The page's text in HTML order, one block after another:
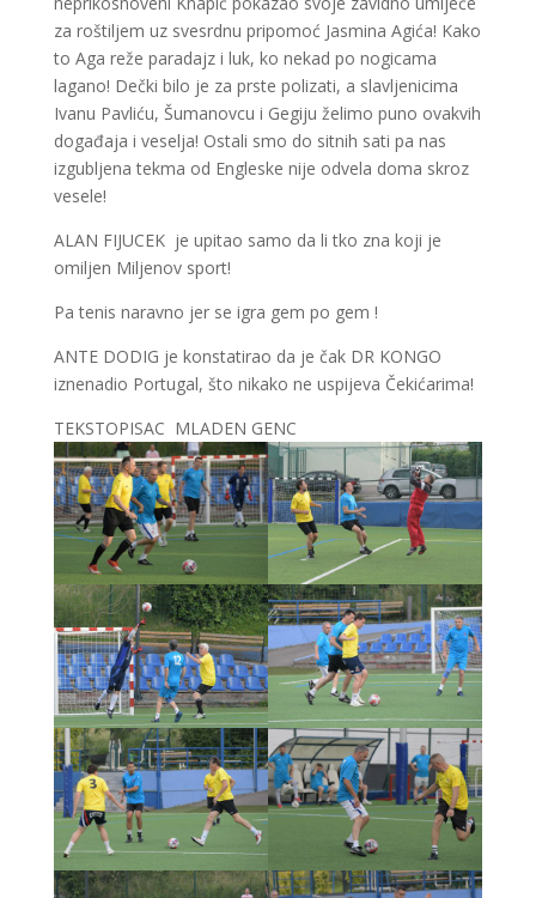
za roštiljem uz svesrdnu pripomoć Jasmina Agića! Kako
to Aga reže paradajz i luk, ko nekad po nogicama
lagano! Dečki bilo je za prste polizati, a slavljenicima
Ivanu Pavliću, Šumanovcu i Gegiju želimo puno ovakvih
događaja i veselja! Ostali smo do sitnih sati pa nas
izgubljena tekma od Engleske nije odvela doma skroz
vesele!
ALAN FIJUCEK je upitao samo da li tko zna koji je
omiljen Miljenov sport!
Pa tenis naravno jer se igra gem po gem !
ANTE DODIG je konstatirao da je čak DR KONGO
iznenadio Portugal, što nikako ne uspijeva Čekićarima!
TEKSTOPISAC MLADEN GENC